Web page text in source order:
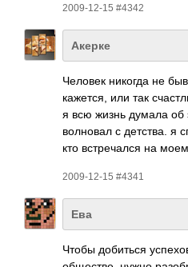
2009-12-15 #4342
Акерке
Человек никогда не
каже­тся, или так
я всю жизнь думала об
волн­овал с детс­тва. я
кто встр­ечался на
2009-12-15 #4341
Ева
Чтобы доби­ться